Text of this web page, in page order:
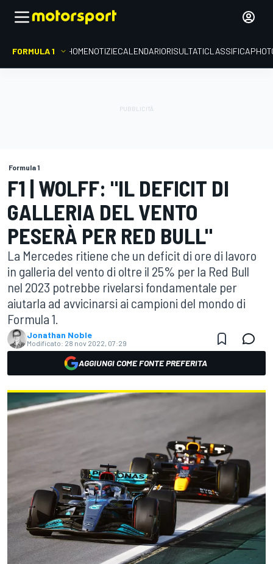
FORMULA 1 HOMENOTIZIECALENDARIORISULTATICLASSIFICA
Formula 1
F1 | WOLFF: "IL DEFICIT DI
GALLERIA DEL VENTO
PESERÀ PER RED BULL"
La Mercedes ritiene che un deficit di ore di lavoro
in galleria del vento di oltre il 25% per la Red Bull
nel 2023 potrebbe rivelarsi fondamentale per
aiutarla ad avvicinarsi ai campioni del mondo di
Formula 1.
Jonathan Noble
Modificato: 28 nov 2022, 07:29
AGGIUNGI COME FONTE PREFERITA